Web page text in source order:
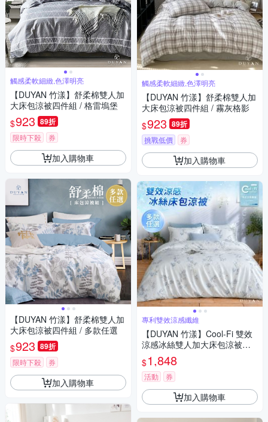
觸感柔軟細緻,色澤明亮
【DUYAN 竹漾】舒柔棉雙人加
大床包涼被四件組 / 格雷塢堡
$923 89折
限時下殺 券
加入購物車
【DUYAN 竹漾】舒柔棉雙人加
大床包涼被四件組 / 多款任選
$923 89折
限時下殺 券
加入購物車
觸感柔軟細緻,色澤明亮
【DUYAN 竹漾】舒柔棉雙人加
大床包涼被四件組 / 霧灰格影
$923 89折
挑戰低價 券
加入購物車
專利雙效涼感纖維
【DUYAN 竹漾】Cool-Fi 雙效
涼感冰絲雙人加大床包涼被四
件組 / 多款任選
$1,848
活動 券
加入購物車